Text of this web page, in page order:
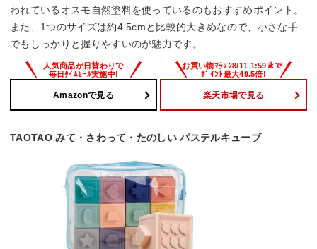
われているオスモ自然塗料を使っているのもおすすめポイント。
また、1つのサイズは約4.5cmと比較的大きめなので、小さな手
でもしっかりと握りやすいのが魅力です。
Amazonで見る 楽天市場で見る
TAOTAO みて・さわって・たのしい パステルキューブ